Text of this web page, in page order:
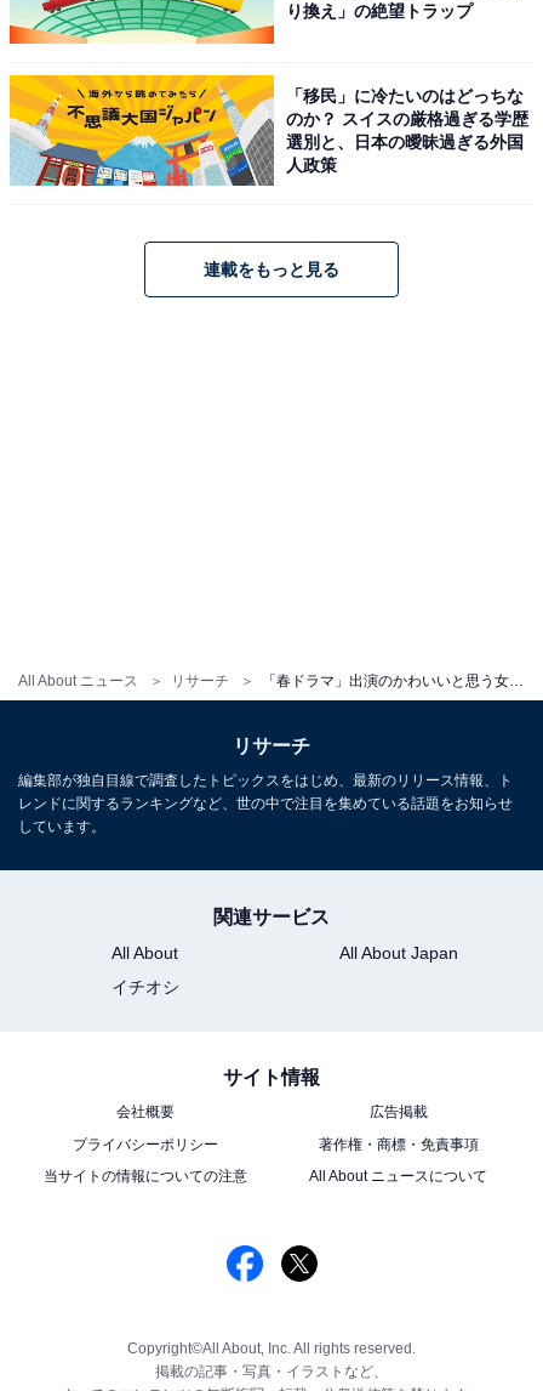
All About ニュース リサーチ 「春ドラマ」出演のかわいいと思う女性俳優ランキング！ 2位「多部未華子」を10票差で抑えた1位は？
り換え」の絶望トラップ
「移民」に冷たいのはどっちな
のか？ スイスの厳格過ぎる学歴
選別と、日本の曖昧過ぎる外国
人政策
連載をもっと見る
リサーチ
編集部が独自目線で調査したトピックスをはじめ、最新のリリース情報、ト
レンドに関するランキングなど、世の中で注目を集めている話題をお知らせ
しています。
関連サービス
All About
All About Japan
イチオシ
サイト情報
会社概要
広告掲載
プライバシーポリシー
著作権・商標・免責事項
当サイトの情報についての注意
All About ニュースについて
Copyright©All About, Inc. All rights reserved.
掲載の記事・写真・イラストなど、